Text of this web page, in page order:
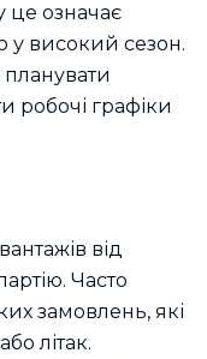
це означає
у високий сезон.
робочі графіки
від
Часто
замовлень, які
літак.